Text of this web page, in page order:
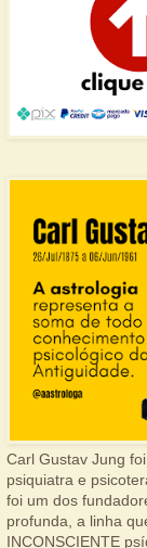
Carl Gustav Jung
psiquiatra e
foi um dos
profunda, a linha
INCONSCIENTE